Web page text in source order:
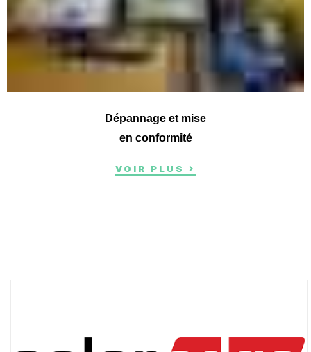
Dépannage et mise
en conformité
VOIR PLUS